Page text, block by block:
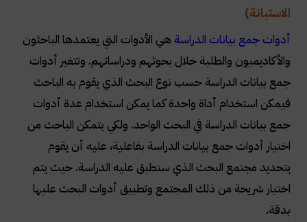
الاستبانة)
أدوات جمع بيانات الدراسة هي الأدوات التي يعتمدها الباحثون
والأكاديميون والطلبة خلال بحوثهم ودراساتهم. وتتغير أدوات
جمع بيانات الدراسة حسب نوع البحث الذي يقوم به الباحث
فيمكن استخدام أداة واحدة كما يمكن استخدام عدة أدوات
جمع بيانات الدراسة في البحث الواحد. ولكي يتمكن الباحث من
اختيار أدوات جمع بيانات الدراسة بفاعلية، عليه أن يقوم
يتحديد مجتمع البحث الذي ستطبق عليه الدراسة. حيث يتم
اختيار شريحة من ذلك المجتمع وتطبيق أدوات البحث عليها
بدقة.